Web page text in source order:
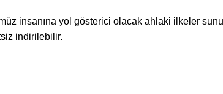
insanına yol gösterici olacak ahlaki ilkeler
indirilebilir.